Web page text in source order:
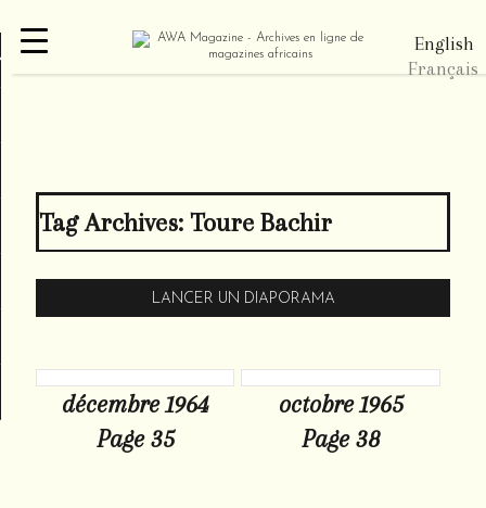
English
Français
Tag Archives: Toure Bachir
LANCER UN DIAPORAMA
décembre 1964
Page 35
octobre 1965
Page 38